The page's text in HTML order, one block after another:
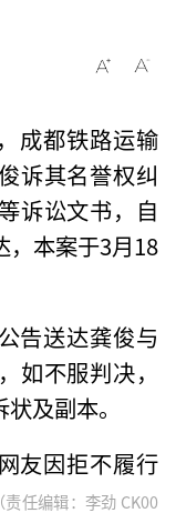
成都铁路运输
诉其名誉权纠
诉讼文书，自
，本案于3月18
告送达龚俊与
如不服判决，
及副本。
友因拒不履行
（责任编辑：李劲 CK00